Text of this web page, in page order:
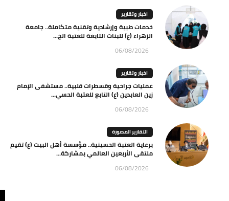
اخبار وتقارير
خدمات طبية وإرشادية وتقنية متكاملة.. جامعة
الزهراء (ع) للبنات التابعة للعتبة الح...
06/08/2026
اخبار وتقارير
عمليات جراحية وقسطرات قلبية.. مستشفى الإمام
زين العابدين (ع) التابع للعتبة الحسي...
06/08/2026
التقارير المصورة
برعاية العتبة الحسينية.. مؤسسة أهل البيت (ع) تقيم
ملتقى الأربعين العالمي بمشاركة...
06/08/2026